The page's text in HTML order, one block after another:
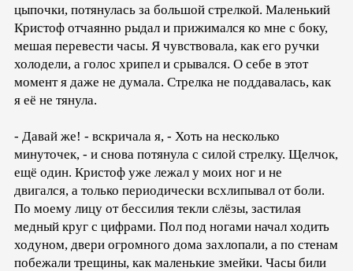
цыпочки, потянулась за большой стрелкой. Маленький
Кристоф отчаянно рыдал и прижимался ко мне с боку,
мешая перевести часы. Я чувствовала, как его ручки
холодели, а голос хрипел и срывался. О себе в этот
момент я даже не думала. Стрелка не поддавалась, как
я её не тянула.
- Давай же! - вскричала я, - Хоть на несколько
минуточек, - и снова потянула с силой стрелку. Щелчок,
ещё один. Кристоф уже лежал у моих ног и не
двигался, а только периодически всхлипывал от боли.
По моему лицу от бессилия текли слёзы, застилая
медный круг с цифрами. Пол под ногами начал ходить
ходуном, двери огромного дома захлопали, а по стенам
побежали трещины, как маленькие змейки. Часы били